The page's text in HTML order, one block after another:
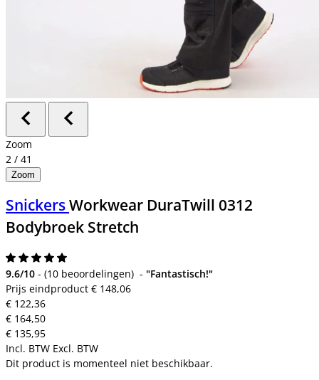
Zoom
2 / 41
Zoom
SnickersWorkwear DuraTwill 0312
Bodybroek Stretch
9.6/10 - (10 beoordelingen) - "Fantastisch!"
Prijs eindproduct € 148,06
€ 122,36
€ 164,50
€ 135,95
Incl. BTW Excl. BTW
Dit product is momenteel niet beschikbaar.